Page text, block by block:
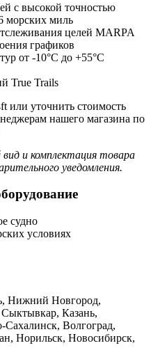
с высокой точностью
морских миль
целей MARPA
графиков
от -10°C до +55°C
True Trails
или уточнить стоимость
нашего магазина по
и комплектация товара
уведомления.
судно
условиях
Нижний Новгород,
Казань,
Волгоград,
Норильск, Новосибирск,